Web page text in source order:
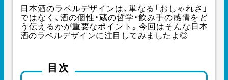
日本酒のラベルデザインは、単なる「おしゃれさ」
ではなく、酒の個性・蔵の哲学・飲み手の感情をど
う伝えるかが重要なポイント。今回はそんな日本
酒のラベルデザインに注目してみましたよ◎
目次